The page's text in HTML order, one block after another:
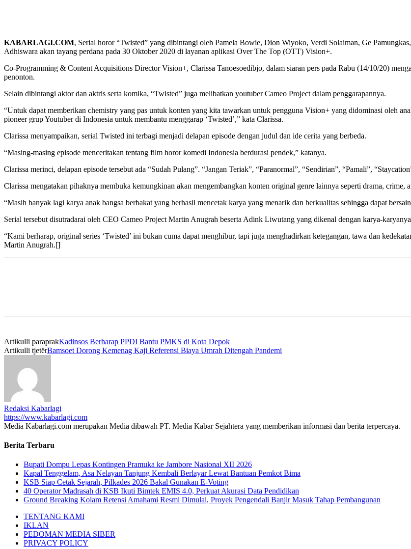
KABARLAGI.COM, Serial horor “Twisted” yang dibintangi oleh Pamela Bowie, Dion Wiyoko, Verdi Solaiman, Ge
Adhiswara akan tayang perdana pada 30 Oktober 2020 di layanan aplikasi Over The Top (OTT) Vision+.
Co-Programming & Content Acquisitions Director Vision+, Clarissa Tanoesoedibjo, dalam siaran pers pada Rabu (14/10/20)
penonton.
Selain dibintangi aktor dan aktris serta komika, “Twisted” juga melibatkan youtuber Cameo Project dalam penggarapannya.
“Untuk dapat memberikan chemistry yang pas untuk konten yang kita tawarkan untuk pengguna Vision+ yang didominasi oleh
pioneer grup Youtuber di Indonesia untuk membantu menggarap ‘Twisted’,” kata Clarissa.
Clarissa menyampaikan, serial Twisted ini terbagi menjadi delapan episode dengan judul dan ide cerita yang berbeda.
“Masing-masing episode menceritakan tentang film horor komedi Indonesia berdurasi pendek,” katanya.
Clarissa merinci, delapan episode tersebut ada “Sudah Pulang”. “Jangan Teriak”, “Paranormal”, “Sendirian”, “Pamali”,
Clarissa mengatakan pihaknya membuka kemungkinan akan mengembangkan konten original genre lainnya seperti drama, crime,
“Masih banyak lagi karya anak bangsa berbakat yang berhasil mencetak karya yang menarik dan berkualitas sehingga dapat
Serial tersebut disutradarai oleh CEO Cameo Project Martin Anugrah beserta Adink Liwutang yang dikenal dengan karya-
“Kami berharap, original series ‘Twisted’ ini bukan cuma dapat menghibur, tapi juga menghadirkan ketegangan, tawa dan
Martin Anugrah.[]
Artikulli paraprakKadinsos Berharap PPDI Bantu PMKS di Kota Depok
Artikulli tjetërBamsoet Dorong Kemenag Kaji Referensi Biaya Umrah Ditengah Pandemi
Redaksi Kabarlagi
https://www.kabarlagi.com
Media Kabarlagi.com merupakan Media dibawah PT. Media Kabar Sejahtera yang memberikan informasi dan berita terpercaya.
Berita Terbaru
Bupati Dompu Lepas Kontingen Pramuka ke Jambore Nasional XII 2026
Kapal Tenggelam, Asa Nelayan Tanjung Kembali Berlayar Lewat Bantuan Pemkot Bima
KSB Siap Cetak Sejarah, Pilkades 2026 Bakal Gunakan E-Voting
40 Operator Madrasah di KSB Ikuti Bimtek EMIS 4.0, Perkuat Akurasi Data Pendidikan
Ground Breaking Kolam Retensi Amahami Resmi Dimulai, Proyek Pengendali Banjir Masuk Tahap Pembangunan
TENTANG KAMI
IKLAN
PEDOMAN MEDIA SIBER
PRIVACY POLICY